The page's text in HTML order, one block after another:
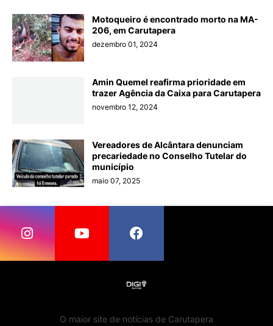
Motoqueiro é encontrado morto na MA-
206, em Carutapera
dezembro 01, 2024
Amin Quemel reafirma prioridade em
trazer Agência da Caixa para Carutapera
novembro 12, 2024
Vereadores de Alcântara denunciam
precariedade no Conselho Tutelar do
município
maio 07, 2025
O maior site de notícias de Carutapera